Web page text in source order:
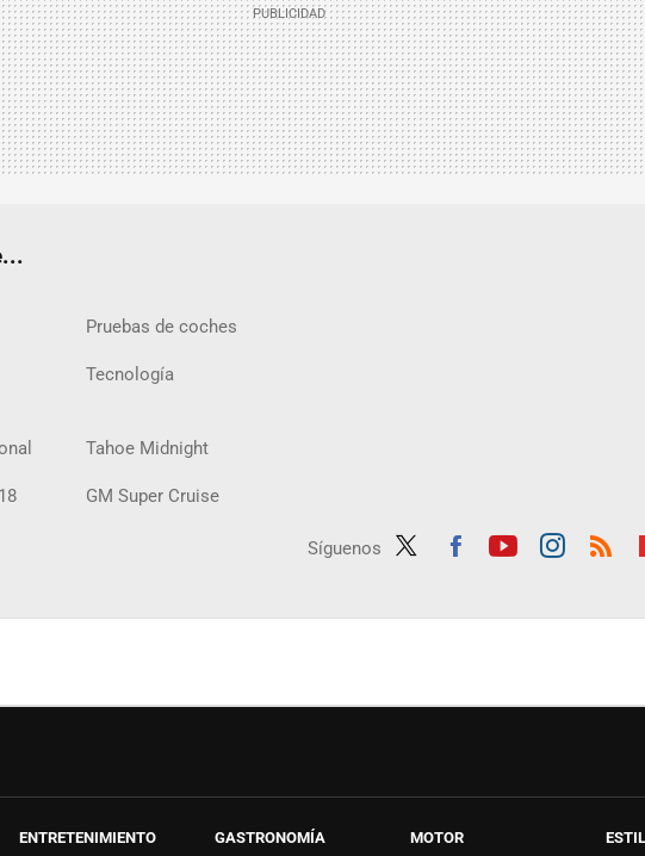
Síguenos
ter
ebo
ube
agra
Pruebas de coches
Tecnología
Tahoe Midnight
GM Super Cruise
ENTRETENIMIENTO GASTRONOMÍA MOTOR